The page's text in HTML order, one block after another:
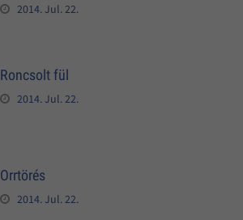
2014. Jul. 22.
Roncsolt fül
2014. Jul. 22.
Orrtörés
2014. Jul. 22.